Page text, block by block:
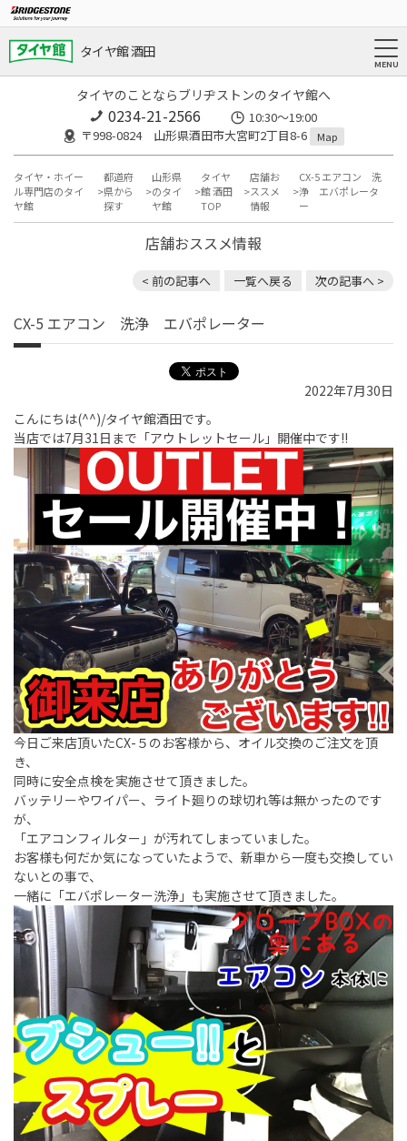
タイヤ館 酒田
タイヤのことならブリヂストンのタイヤ館へ
0234-21-2566
10:30～19:00
〒998-0824 山形県酒田市大宮町2丁目8-6
Map
タイヤ・ホイー
ル専門店のタイ
ヤ館
都道府
県から
探す
山形県
のタイ
ヤ館
タイヤ
館 酒田
TOP
店舗お
ススメ
情報
CX-5 エアコン 洗
浄 エバポレータ
ー
店舗おススメ情報
< 前の記事へ 一覧へ戻る 次の記事へ >
CX-5 エアコン 洗浄 エバポレーター
2022年7月30日
こんにちは(^^)/タイヤ館酒田です。
当店では7月31日まで「アウトレットセール」開催中です!!
今日ご来店頂いたCX-５のお客様から、オイル交換のご注文を頂
き、
同時に安全点検を実施させて頂きました。
バッテリーやワイパー、ライト廻りの球切れ等は無かったのです
が、
「エアコンフィルター」が汚れてしまっていました。
お客様も何だか気になっていたようで、新車から一度も交換してい
ないとの事で、
一緒に「エバポレーター洗浄」も実施させて頂きました。